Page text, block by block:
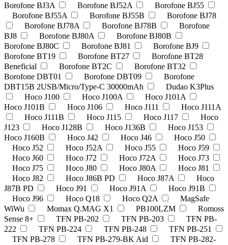
Borofone BJ3A
Borofone BJ52A
Borofone BJ55
Borofone BJ55A
Borofone BJ55B
Borofone BJ78
Borofone BJ78A
Borofone BJ78B
Borofone
BJ8
Borofone BJ80A
Borofone BJ80B
Borofone BJ80C
Borofone BJ81
Borofone BJ9
Borofone BT19
Borofone BT27
Borofone BT28
Beneficial
Borofone BT2C
Borofone BT32
Borofone DBT01
Borofone DBT09
Borofone
DBT15B 2USB/Micro/Type-C 30000mAh
Dudao K3Plus
Hoco J100
Hoco J100A
Hoco J101A
Hoco J101B
Hoco J106 Hoco J111
Hoco J111A
Hoco J111B
Hoco J115 Hoco J117
Hoco
J123
Hoco J128B Hoco J136B
Hoco J153
Hoco J160B
Hoco J42 Hoco J46
Hoco J50
Hoco J52
Hoco J52A Hoco J55
Hoco J59
Hoco J60
Hoco J72 Hoco J72A
Hoco J73
Hoco J75
Hoco J80 Hoco J80A
Hoco J81
Hoco J82
Hoco J86B PD Hoco J87A
Hoco
J87B PD
Hoco J91 Hoco J91A
Hoco J91B
Hoco J96
Hoco Q18 Hoco Q2A
MagSafe
WiWu
Momax Q.MAG X1 PB100LZM
Romoss
Sense 8+
TFN PB-202 TFN PB-203
TFN PB-
222
TFN PB-224 TFN PB-248
TFN PB-251
TFN PB-278
TFN PB-279-BK Aid
TFN PB-282-